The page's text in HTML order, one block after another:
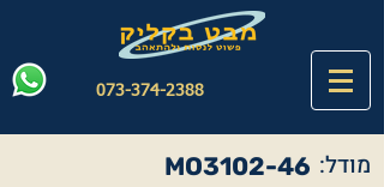
073-374-2388
MO3102-46 מודל: